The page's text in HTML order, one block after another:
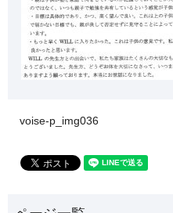
voise-p_img036